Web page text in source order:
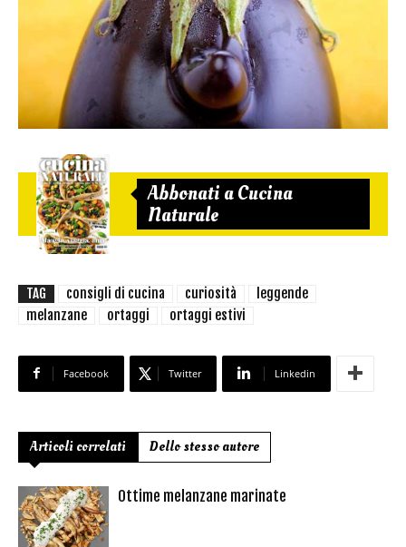
Abbonati a Cucina
Naturale
TAG consigli di cucina curiosità
leggende
melanzane
ortaggi ortaggi estivi
Facebook Twitter Linkedin
Articoli correlati Dello stesso autore
Ottime melanzane marinate